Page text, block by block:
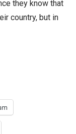
they know that
country, but in